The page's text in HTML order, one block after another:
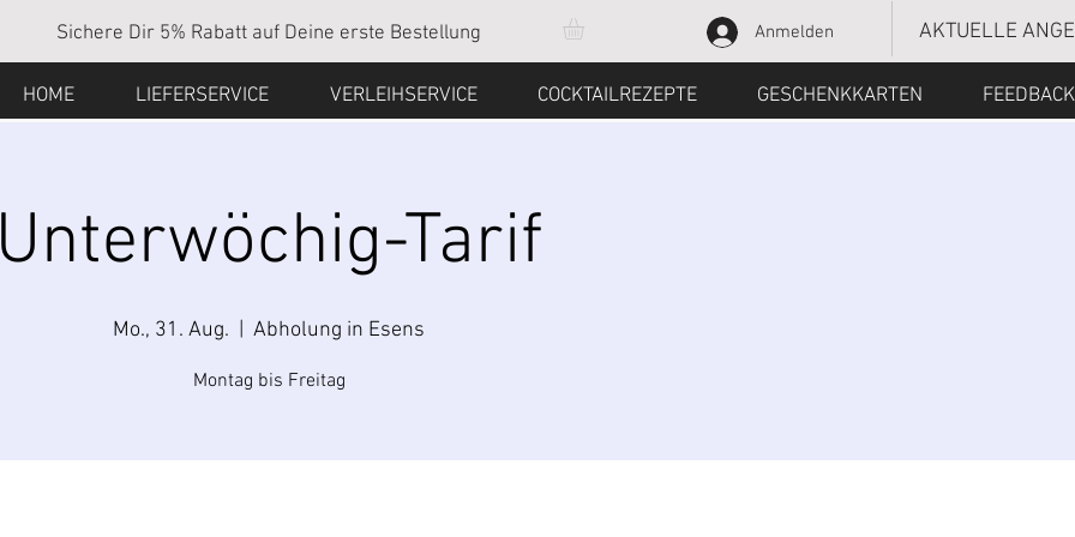
Sichere Dir 5% Rabatt auf Deine erste Bestellung Anmelden AKTUELLE
HOME LIEFERSERVICE VERLEIHSERVICE COCKTAILREZEPTE GESCHENKKARTEN FEEDBACK
Unterwöchig-Tarif
Mo., 31. Aug. Abholung in Esens
Montag bis Freitag